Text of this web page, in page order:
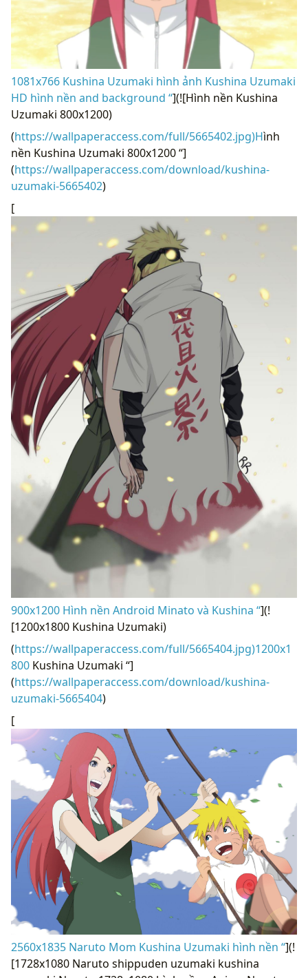
1081x766 Kushina Uzumaki hình ảnh Kushina Uzumaki
HD hình nền and background “](![Hình nền Kushina
Uzumaki 800x1200)
(https://wallpaperaccess.com/full/5665402.jpg)Hình
nền Kushina Uzumaki 800x1200 “]
(https://wallpaperaccess.com/download/kushina-
uzumaki-5665402)
[
900x1200 Hình nền Android Minato và Kushina “](!
[1200x1800 Kushina Uzumaki)
(https://wallpaperaccess.com/full/5665404.jpg)1200x1
800 Kushina Uzumaki “]
(https://wallpaperaccess.com/download/kushina-
uzumaki-5665404)
[
2560x1835 Naruto Mom Kushina Uzumaki hình nền “](!
[1728x1080 Naruto shippuden uzumaki kushina